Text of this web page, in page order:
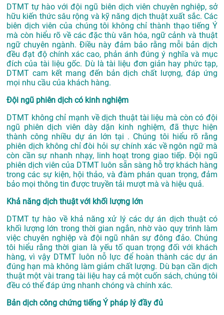
DTMT tự hào với đội ngũ biên dịch viên chuyên nghiệp, sở
hữu kiến thức sâu rộng và kỹ năng dịch thuật xuất sắc. Các
biên dịch viên của chúng tôi không chỉ thành thạo tiếng Ý
mà còn hiểu rõ về các đặc thù văn hóa, ngữ cảnh và thuật
ngữ chuyên ngành. Điều này đảm bảo rằng mỗi bản dịch
đều đạt độ chính xác cao, phản ánh đúng ý nghĩa và mục
đích của tài liệu gốc. Dù là tài liệu đơn giản hay phức tạp,
DTMT cam kết mang đến bản dịch chất lượng, đáp ứng
mọi nhu cầu của khách hàng.
Đội ngũ phiên dịch có kinh nghiệm
DTMT không chỉ mạnh về dịch thuật tài liệu mà còn có đội
ngũ phiên dịch viên dày dặn kinh nghiệm, đã thực hiện
thành công nhiều dự án lớn tại . Chúng tôi hiểu rõ rằng
phiên dịch không chỉ đòi hỏi sự chính xác về ngôn ngữ mà
còn cần sự nhanh nhạy, linh hoạt trong giao tiếp. Đội ngũ
phiên dịch viên của DTMT luôn sẵn sàng hỗ trợ khách hàng
trong các sự kiện, hội thảo, và đàm phán quan trọng, đảm
bảo mọi thông tin được truyền tải mượt mà và hiệu quả.
Khả năng dịch thuật với khối lượng lớn
DTMT tự hào về khả năng xử lý các dự án dịch thuật có
khối lượng lớn trong thời gian ngắn, nhờ vào quy trình làm
việc chuyên nghiệp và đội ngũ nhân sự đông đảo. Chúng
tôi hiểu rằng thời gian là yếu tố quan trọng đối với khách
hàng, vì vậy DTMT luôn nỗ lực để hoàn thành các dự án
đúng hạn mà không làm giảm chất lượng. Dù bạn cần dịch
thuật một vài trang tài liệu hay cả một cuốn sách, chúng tôi
đều có thể đáp ứng nhanh chóng và chính xác.
Bản dịch công chứng tiếng Ý pháp lý đầy đủ